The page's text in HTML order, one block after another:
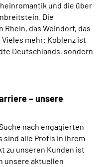
und die über
Die
Rhein, das Weindorf, das
mehr: Koblenz ist
Deutschlands, sondern
– unsere
nach engagierten
sind alle Profis in ihrem
zu unseren Kunden ist
unsere aktuellen